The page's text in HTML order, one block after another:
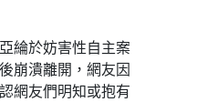
綸於妨害性自主案
崩潰離開，網友因
網友們明知或抱有